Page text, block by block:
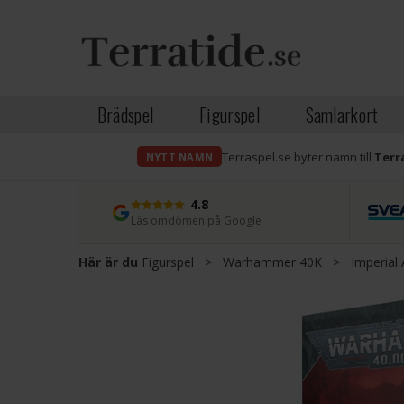
Brädspel Figurspel Samlarkort
NYTT NAMN Terraspel.se byter namn till
4.8
Läs omdömen på Google
Här är du Figurspel > Warhammer 40K > Imperial